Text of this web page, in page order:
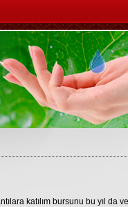
katılım bursunu bu yıl da